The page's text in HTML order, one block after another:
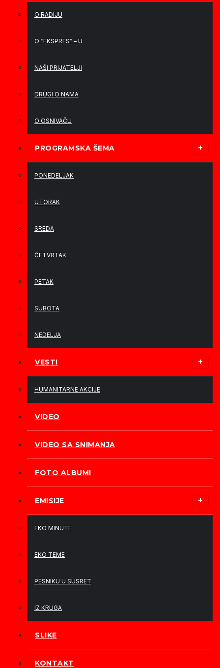
O RADIJU
O “EKSPRES” – U
NAŠI PRIJATELJI
DRUGI O NAMA
O OSNIVAČU
PROGRAMSKA ŠEMA
PONEDELJAK
UTORAK
SREDA
ČETVRTAK
PETAK
SUBOTA
NEDELJA
VESTI
HUMANITARNE AKCIJE
VIDEO
VIDEO SA SNIMANJA
FOTO ALBUMI
EMISIJE
EKO MINUTE
EKO TEME
PESNIKU U SUSRET
IZ KRUGA
SLIKE
KONTAKT